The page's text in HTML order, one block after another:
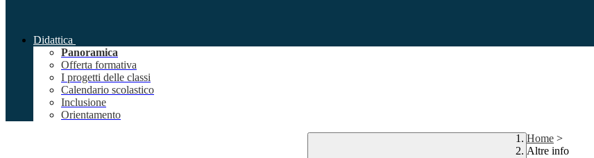
Didattica
Panoramica
Offerta formativa
I progetti delle classi
Calendario scolastico
Inclusione
Orientamento
Home >
Altre info